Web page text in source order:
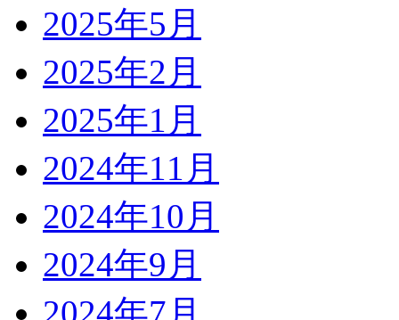
2025年5月
2025年2月
2025年1月
2024年11月
2024年10月
2024年9月
2024年7月